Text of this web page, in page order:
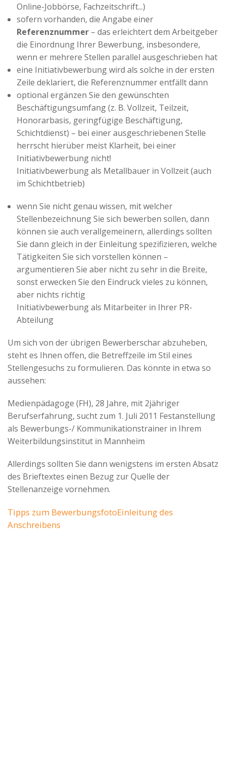
Online-Jobbörse, Fachzeitschrift...)
sofern vorhanden, die Angabe einer
Referenznummer– das erleichtert dem Arbeitgeber
die Einordnung Ihrer Bewerbung, insbesondere,
wenn er mehrere Stellen parallel ausgeschrieben hat
eine Initiativbewerbung wird als solche in der ersten
Zeile deklariert, die Referenznummer entfällt dann
optional ergänzen Sie den gewünschten
Beschäftigungsumfang (z. B. Vollzeit, Teilzeit,
Honorarbasis, geringfügige Beschäftigung,
Schichtdienst) – bei einer ausgeschriebenen Stelle
herrscht hierüber meist Klarheit, bei einer
Initiativbewerbung nicht!
Initiativbewerbung als Metallbauer in Vollzeit (auch
im Schichtbetrieb)
wenn Sie nicht genau wissen, mit welcher
Stellenbezeichnung Sie sich bewerben sollen, dann
können sie auch verallgemeinern, allerdings sollten
Sie dann gleich in der Einleitung spezifizieren, welche
Tätigkeiten Sie sich vorstellen können –
argumentieren Sie aber nicht zu sehr in die Breite,
sonst erwecken Sie den Eindruck vieles zu können,
aber nichts richtig
Initiativbewerbung als Mitarbeiter in Ihrer PR-
Abteilung
Um sich von der übrigen Bewerberschar abzuheben,
steht es Ihnen offen, die Betreffzeile im Stil eines
Stellengesuchs zu formulieren. Das könnte in etwa so
aussehen:
Medienpädagoge (FH), 28 Jahre, mit 2jähriger
Berufserfahrung, sucht zum 1. Juli 2011 Festanstellung
als Bewerbungs-/ Kommunikationstrainer in Ihrem
Weiterbildungsinstitut in Mannheim
Allerdings sollten Sie dann wenigstens im ersten Absatz
des Brieftextes einen Bezug zur Quelle der
Stellenanzeige vornehmen.
Tipps zum BewerbungsfotoEinleitung des
Anschreibens